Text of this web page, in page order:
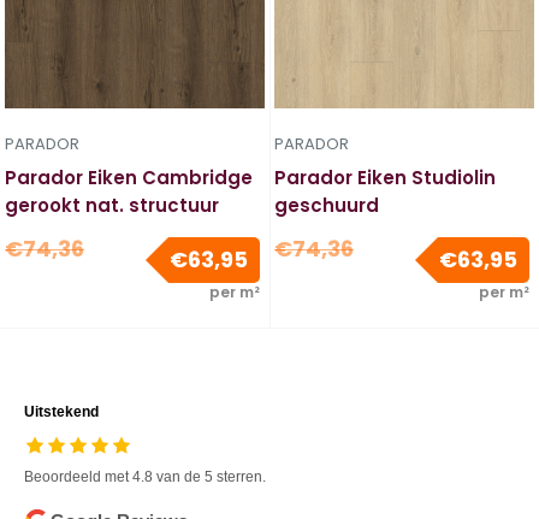
PARADOR
Parador Eiken Cambridge
gerookt nat. structuur
Normale
€74,36 Verkoopprijs
€63,95
per m²
PARADOR
Parador Eiken Studiolin
geschuurd
Normale
€74,36 €63,95
per m²
Uitstekend
Beoordeeld met 4.8 van de 5 sterren.